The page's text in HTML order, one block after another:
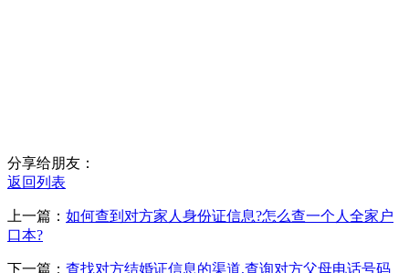
分享给朋友：
返回列表
上一篇： 如何查到对方家人身份证信息?怎么查一个人全家户
口本?
下一篇： 查找对方结婚证信息的渠道,查询对方父母电话号码